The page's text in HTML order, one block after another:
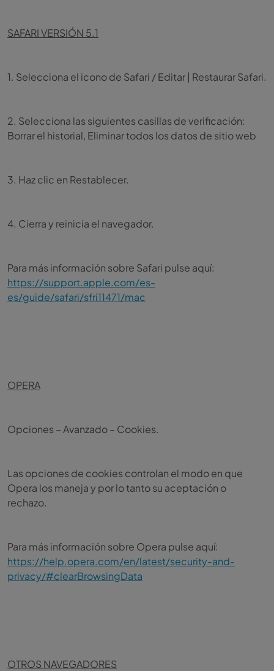
SAFARI VERSIÓN 5.1
1. Selecciona el icono de Safari / Editar | Restaurar Safari.
2. Selecciona las siguientes casillas de verificación:
Borrar el historial, Eliminar todos los datos de sitio web
3. Haz clic en Restablecer.
4. Cierra y reinicia el navegador.
Para más información sobre Safari pulse aquí:
https://support.apple.com/es-
es/guide/safari/sfri11471/mac
OPERA
Opciones – Avanzado – Cookies.
Las opciones de cookies controlan el modo en que
Opera los maneja y por lo tanto su aceptación o
rechazo.
Para más información sobre Opera pulse aquí:
https://help.opera.com/en/latest/security-and-
privacy/#clearBrowsingData
OTROS NAVEGADORES